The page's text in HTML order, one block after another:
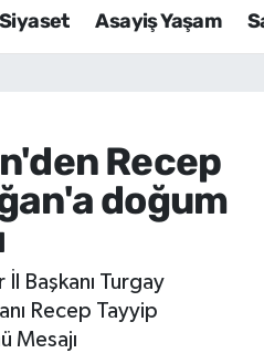
Siyaset Asayiş Yaşam
Recep
doğum
Başkanı Turgay
Recep Tayyip
Mesajı